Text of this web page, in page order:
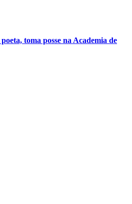
toma posse na Academia de